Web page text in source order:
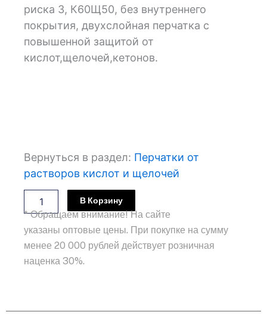
риска 3, К60Щ50, без внутреннего
покрытия, двухслойная перчатка с
повышенной защитой от
кислот,щелочей,кетонов.
Вернуться в раздел: Перчатки от
растворов кислот и щелочей
товара
Перчатки
КЩС-1
Премиум
F-
В Корзину
* Обращаем внимание! На сайте
указаны оптовые цены. При покупке на сумму
менее 20 000 рублей действует розничная
наценка 30%.